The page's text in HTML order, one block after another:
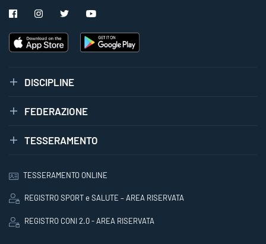
DISCIPLINE
FEDERAZIONE
TESSERAMENTO
TESSERAMENTO ONLINE
REGISTRO SPORT e SALUTE – AREA RISERVATA
REGISTRO CONI 2.0 - AREA RISERVATA